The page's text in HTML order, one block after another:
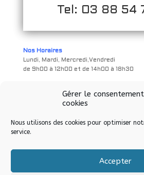
Gérer le
cookies
Nous utilisons des cookies pour optimiser
service.
Accepter
Tel: 03 88 54
Nos Horaires
Lundi, Mardi, Mercredi,Vendredi
de 9h00 à 12h00 et de 14h00 à 18h30